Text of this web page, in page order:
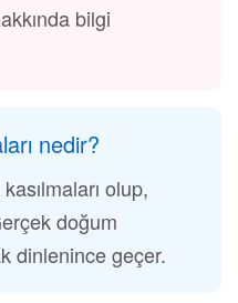
bilgi
nedir?
olup,
doğum
dinlenince geçer.